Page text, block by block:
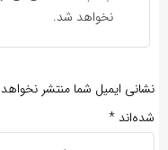
نخواهد شد.
نشانی ایمیل شما منتشر
شده‌اند *